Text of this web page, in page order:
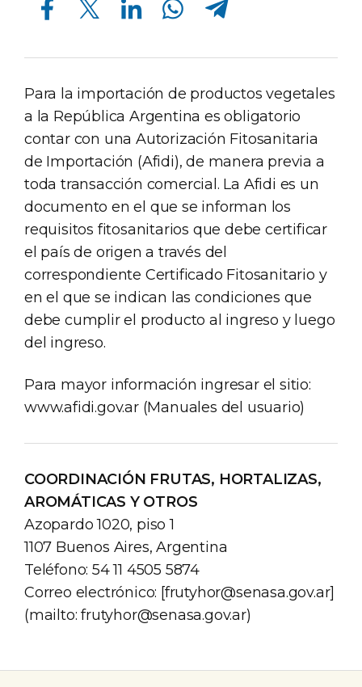
Para la importación de productos vegetales
a la República Argentina es obligatorio
contar con una Autorización Fitosanitaria
de Importación (Afidi), de manera previa a
toda transacción comercial. La Afidi es un
documento en el que se informan los
requisitos fitosanitarios que debe certificar
el país de origen a través del
correspondiente Certificado Fitosanitario y
en el que se indican las condiciones que
debe cumplir el producto al ingreso y luego
del ingreso.
Para mayor información ingresar el sitio:
www.afidi.gov.ar (Manuales del usuario)
COORDINACIÓN FRUTAS, HORTALIZAS,
AROMÁTICAS Y OTROS
Azopardo 1020, piso 1
1107 Buenos Aires, Argentina
Teléfono: 54 11 4505 5874
Correo electrónico: [frutyhor@senasa.gov.ar]
(mailto:frutyhor@senasa.gov.ar)